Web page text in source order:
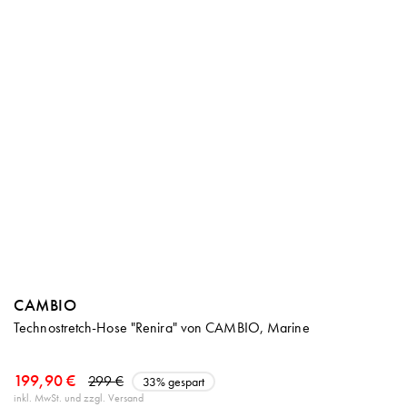
CAMBIO
Technostretch-Hose "Renira" von CAMBIO, Marine
199,90 € 299 € 33% gespart
inkl. MwSt. und zzgl. Versand